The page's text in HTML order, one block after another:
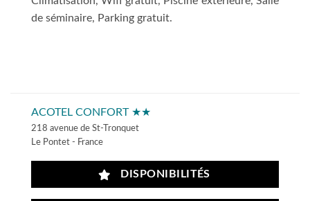
de séminaire, Parking gratuit.
ACOTEL CONFORT ★★
218 avenue de St-Tronquet
Le Pontet - France
DISPONIBILITÉS